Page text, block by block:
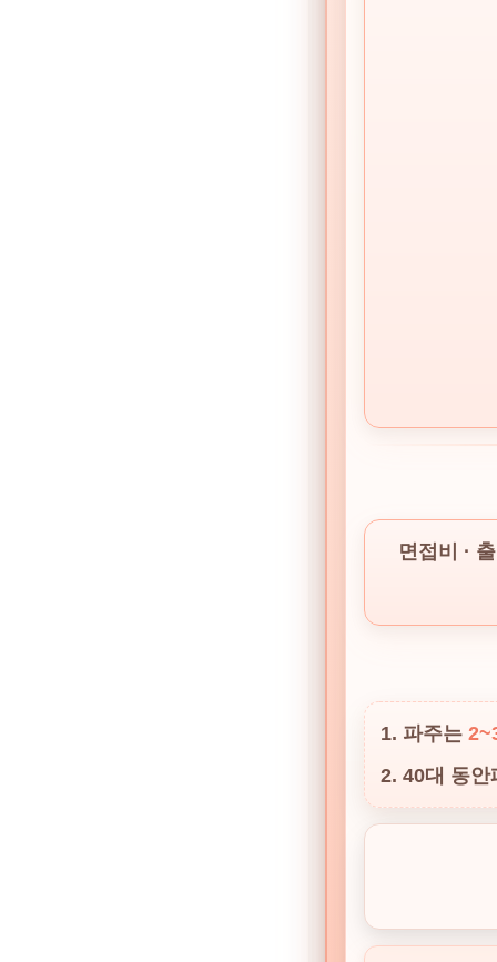
면접비 ·
1. 파주는
2. 40대 동안